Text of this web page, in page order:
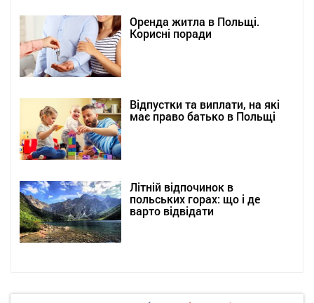
Оренда житла в Польщі.
Корисні поради
Відпустки та виплати, на які
має право батько в Польщі
Літній відпочинок в
польських горах: що і де
варто відвідати